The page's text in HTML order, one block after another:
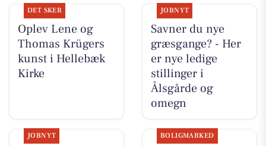
DET SKER
Oplev Lene og
Thomas Krügers
kunst i Hellebæk
Kirke
JOBNYT
Savner du nye
græsgange? - Her
er nye ledige
stillinger i
Ålsgårde og
omegn
JOBNYT BOLIGMARKED